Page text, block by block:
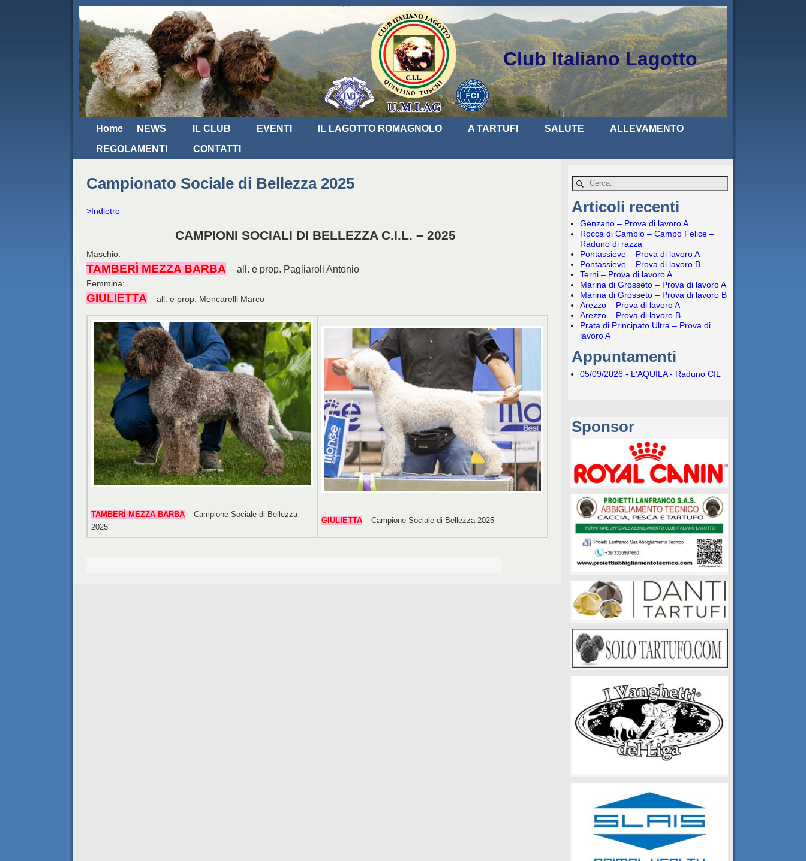
Club Italiano Lagotto
Home NEWS IL CLUB EVENTI IL LAGOTTO ROMAGNOLO A TARTUFI SALUTE
ALLEVAMENTO
REGOLAMENTI
CONTATTI
Campionato Sociale di Bellezza 2025
>Indietro
CAMPIONI SOCIALI DI BELLEZZA C.I.L. – 2025
Maschio:
TAMBERÌ MEZZA BARBA – all. e prop. Pagliaroli Antonio
Femmina:
GIULIETTA – all. e prop. Mencarelli Marco
TAMBERÌ MEZZA BARBA – Campione Sociale di Bellezza
2025
GIULIETTA – Campione Sociale di Bellezza 2025
Articoli recenti
Genzano – Prova di lavoro A
Rocca di Cambio – Campo Felice –
Raduno di razza
Pontassieve – Prova di lavoro A
Pontassieve – Prova di lavoro B
Terni – Prova di lavoro A
Marina di Grosseto – Prova di lavoro A
Marina di Grosseto – Prova di lavoro B
Arezzo – Prova di lavoro A
Arezzo – Prova di lavoro B
Prata di Principato Ultra – Prova di
lavoro A
Appuntamenti
05/09/2026 - L'AQUILA - Raduno CIL
Sponsor